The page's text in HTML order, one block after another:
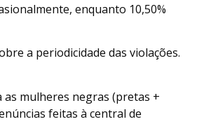
enquanto 10,50%
a periodicidade das violações.
mulheres negras (pretas +
feitas à central de